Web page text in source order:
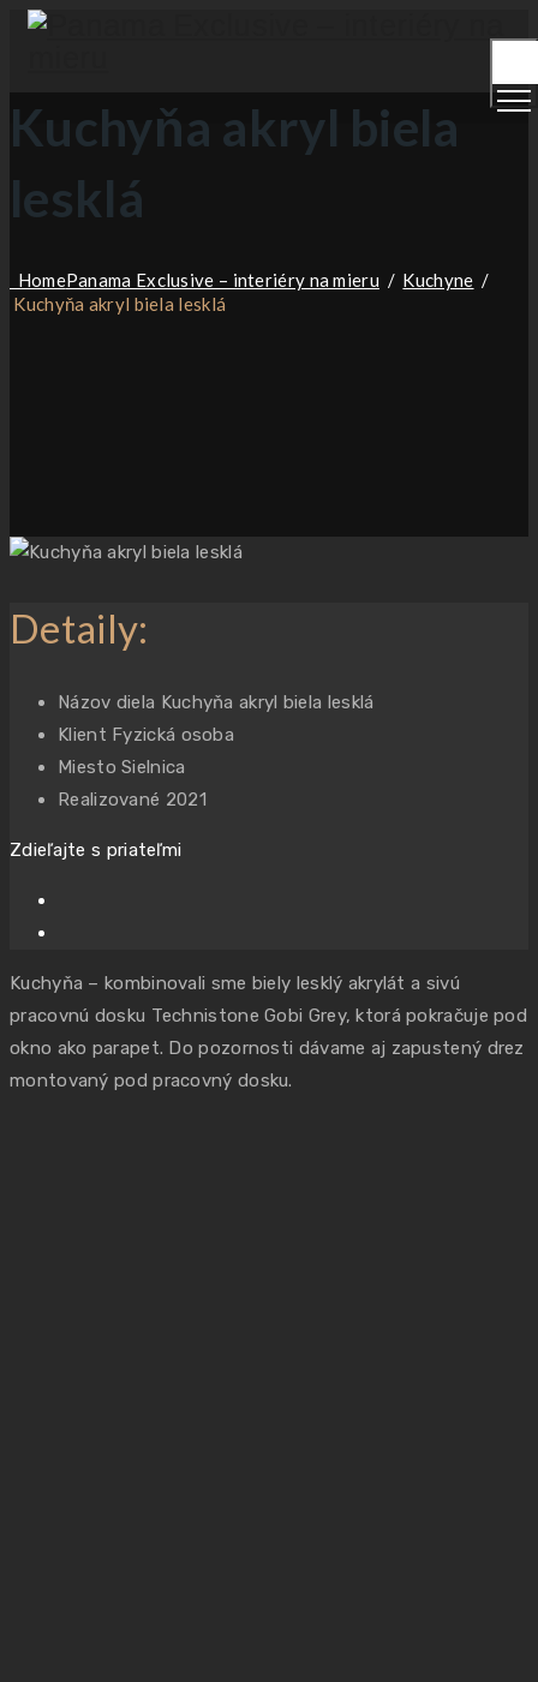
Kuchyňa akryl biela
lesklá
HomePanama Exclusive – interiéry na mieru / Kuchyne /
Kuchyňa akryl biela lesklá
Detaily:
Názov diela Kuchyňa akryl biela lesklá
Klient Fyzická osoba
MiestoSielnica
Realizované 2021
Zdieľajte s priateľmi
Kuchyňa – kombinovali sme biely lesklý akrylát a sivú
pracovnú dosku Technistone Gobi Grey, ktorá pokračuje pod
okno ako parapet. Do pozornosti dávame aj zapustený drez
montovaný pod pracovný dosku.